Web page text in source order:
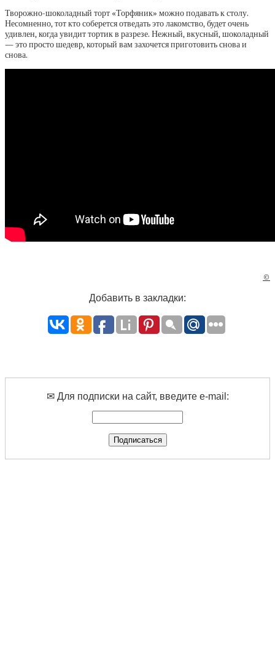
Творожно-шоколадный торт «Торфяник» можно подавать к столу.
Несомненно, тот кто соберется отведать это лакомство, будет очень
удивлен, когда увидит тортик в разрезе. Нежный, вкусный, шоколадный
— это просто шедевр, который вам захочется приготовить снова и
снова.
©
Добавить в закладки:
✉ Для подписки на сайт, введите e-mail: